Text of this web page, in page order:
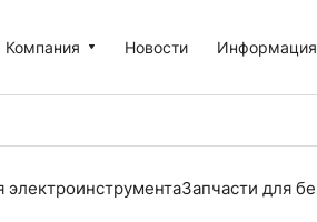
Компания Новости Информация
электроинструментаЗапчасти для